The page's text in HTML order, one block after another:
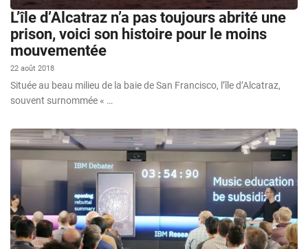
L’île d’Alcatraz n’a pas toujours abrité une
prison, voici son histoire pour le moins
mouvementée
22 août 2018
Située au beau milieu de la baie de San Francisco, l’île d’Alcatraz,
souvent surnommée « …